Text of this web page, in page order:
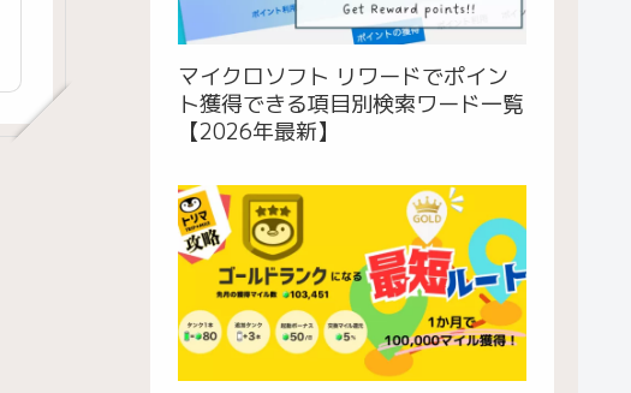
マイクロソフト リワードでポイン
ト獲得できる項目別検索ワード一覧
【2026年最新】